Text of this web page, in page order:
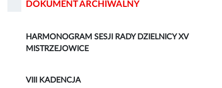
DOKUMENT ARCHIWALNY
HARMONOGRAM SESJI RADY DZIELNICY XV
MISTRZEJOWICE
VIII KADENCJA